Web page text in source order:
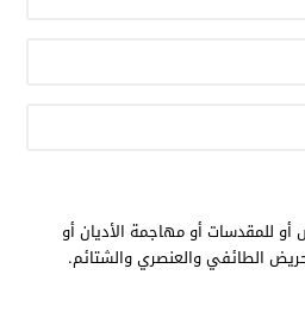
أو للمقدسات أو مهاجمة الأديان أو
الطائفي والعنصري والشتائم.